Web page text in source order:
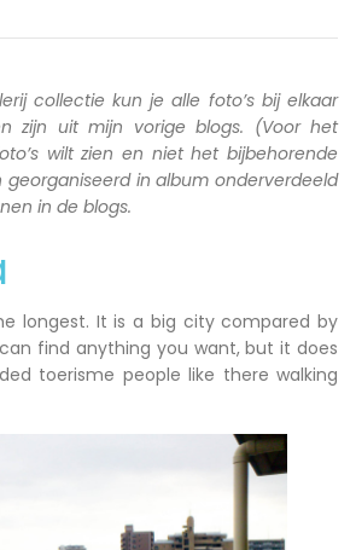
collectie kun je alle foto’s bij elkaar
zijn uit mijn vorige blogs. (Voor het
wilt zien en niet het bijbehorende
georganiseerd in album onderverdeeld
in de blogs.
longest. It is a big city compared by
find anything you want, but it does
toerisme people like there walking